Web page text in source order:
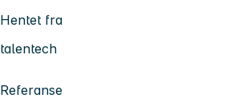
Hentet fra
talentech
Referanse